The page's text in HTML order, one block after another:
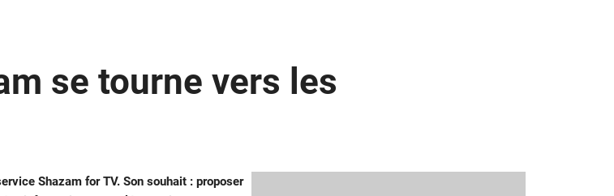
se tourne vers les
Shazam for TV. Son souhait : proposer